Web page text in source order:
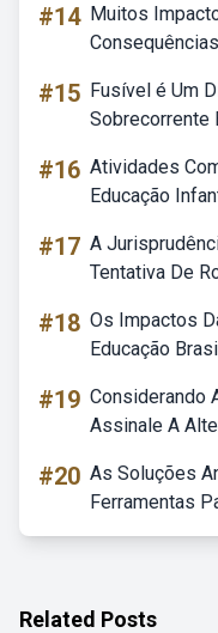
#14 Muitos
#15 Fusível é Um
Sobrecorrente
#16 Atividades
Educação
#17 A
Tentativa De
#18 Os Impactos
Educação
#19 Considerando
Assinale A
#20 As Soluções
Ferramentas
Related Posts